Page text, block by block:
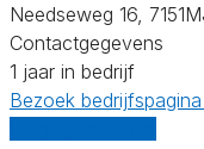
Needseweg 16,
Contactgegevens
1 jaar in bedrijf
Bezoek bedrijfspagina